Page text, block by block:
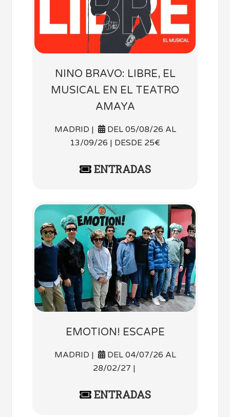
NINO BRAVO: LIBRE, EL
MUSICAL EN EL TEATRO
AMAYA
MADRID |
DEL 05/08/26 AL
13/09/26 | DESDE 25€
ENTRADAS
EMOTION! ESCAPE
MADRID |
DEL 04/07/26 AL
28/02/27 |
ENTRADAS